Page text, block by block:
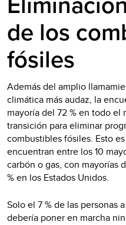
de los
fósiles
Además del amplio
climática más audaz, la
mayoría del 72 % en todo el
transición para eliminar
combustibles fósiles. Esto
encuentran entre los 10
carbón o gas, con mayorías
% en los Estados Unidos.
Solo el 7 % de las personas
debería poner en marcha